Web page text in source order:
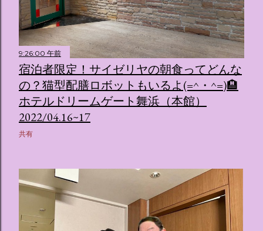
9:26:00 午前
宿泊者限定！サイゼリヤの朝食ってどんな
の？猫型配膳ロボットもいるよ(=^・^=)🏨
ホテルドリームゲート舞浜（本館）
2022/04.16~17
共有